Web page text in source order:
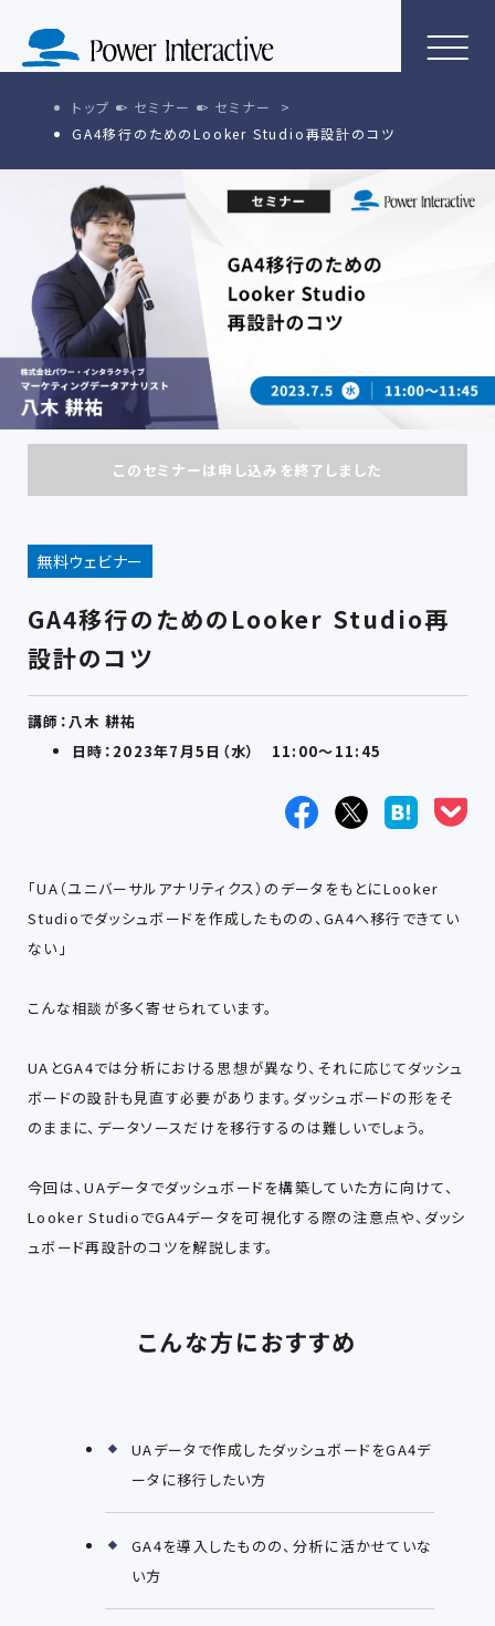
トップ セミナー
セミナー
GA4移行のためのLooker Studio再設計のコツ
このセミナーは申し込みを終了しました
無料ウェビナー
GA4移行のためのLooker Studio再
設計のコツ
講師：八木 耕祐
日時：2023年7月5日（水） 11:00～11:45
「UA（ユニバーサルアナリティクス）のデータをもとにLooker
Studioでダッシュボードを作成したものの、GA4へ移行できてい
ない」
こんな相談が多く寄せられています。
UAとGA4では分析における思想が異なり、それに応じてダッシュ
ボードの設計も見直す必要があります。ダッシュボードの形をそ
のままに、データソースだけを移行するのは難しいでしょう。
今回は、UAデータでダッシュボードを構築していた方に向けて、
Looker StudioでGA4データを可視化する際の注意点や、ダッシ
ュボード再設計のコツを解説します。
こんな方におすすめ
UAデータで作成したダッシュボードをGA4デ
ータに移行したい方
GA4を導入したものの、分析に活かせていな
い方